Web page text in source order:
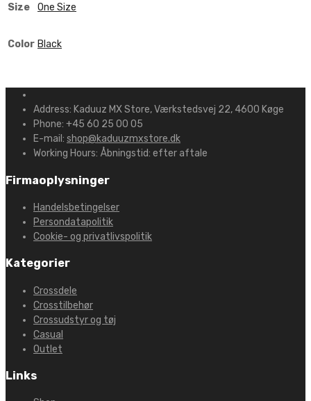
Size One Size
Color Black
Address: Kaduuz MX Store, Værkstedsvej 22, 4600 Køge
Phone: +45 60 25 00 05
E-mail: shop@kaduuzmxstore.dk
Working Hours: Åbningstid: efter aftale
Firmaoplysninger
Handelsbetingelser
Persondatapolitik
Cookie- og privatlivspolitik
Kategorier
Crossdele
Crosstilbehør
Crossudstyr og tøj
Casual
Outlet
Links